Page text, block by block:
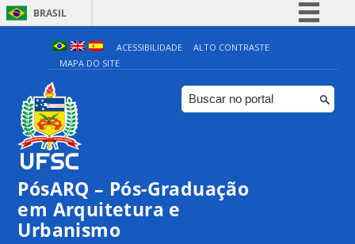
BRASIL
Simplifique!
Comunica BR
Participe
ACESSIBILIDADE
ALTO CONTRASTE
MAPA DO SITE
PósARQ – Pós-Graduação
em Arquitetura e
Urbanismo